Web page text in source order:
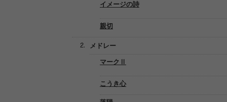
イメージの詩
親切
メドレー
マークⅡ
こうき心